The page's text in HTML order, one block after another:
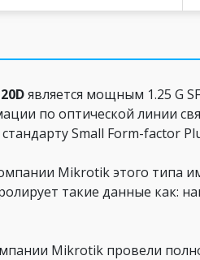
является мощным 1.25 G
по оптической линии
Small Form-factor
Mikrotik этого типа
такие данные как:
Mikrotik провели